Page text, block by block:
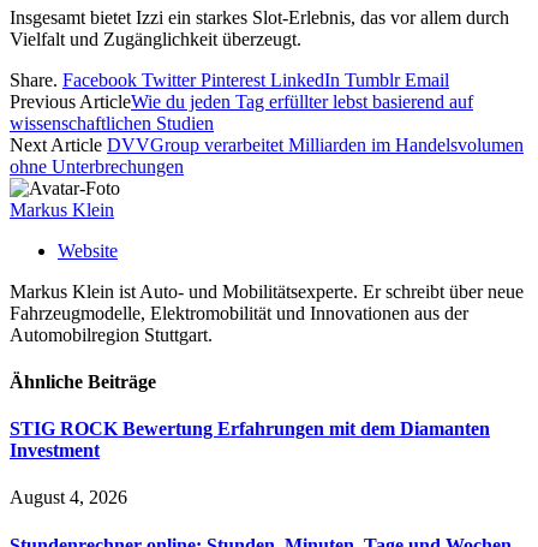
Insgesamt bietet Izzi ein starkes Slot-Erlebnis, das vor allem durch
Vielfalt und Zugänglichkeit überzeugt.
Share. Facebook Twitter Pinterest LinkedIn Tumblr Email
Previous ArticleWie du jeden Tag erfüllter lebst basierend auf
wissenschaftlichen Studien
Next Article DVVGroup verarbeitet Milliarden im Handelsvolumen
ohne Unterbrechungen
Markus Klein
Website
Markus Klein ist Auto- und Mobilitätsexperte. Er schreibt über neue
Fahrzeugmodelle, Elektromobilität und Innovationen aus der
Automobilregion Stuttgart.
Ähnliche Beiträge
STIG ROCK Bewertung Erfahrungen mit dem Diamanten
Investment
August 4, 2026